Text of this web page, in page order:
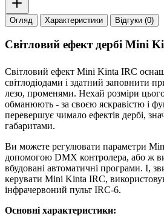
Огляд Характеристики Відгуки (0)
Світловий ефект дербі Mini
Світловий ефект Mini Kinta IRC
світлодіодами і здатний заповнити
лезо, променями. Нехай розміри
обманюють - за своєю яскравістю і
перевершує чимало ефектів дербі,
габаритами.
Ви можете регулювати параметри
допомогою DMX контролера, або ж
вбудовані автоматичні програми. І,
керувати Mini Kinta IRC,
інфрачервоний пульт IRC-6.
Основні характеристики: